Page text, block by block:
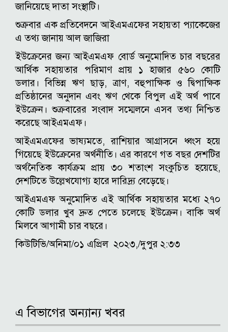
জানিয়েছে দাতা সংস্থাটি।
শুক্রবার এক প্রতিবেদনে আইএমএফের সহায়তা প্যাকেজের
এ তথ্য জানায় আল জাজিরা
ইউক্রেনের জন্য আইএমএফ বোর্ড অনুমোদিত চার বছরের
আর্থিক সহায়তার পরিমাণ প্রায় ১ হাজার ৫৬০ কোটি
ডলার। বিভিন্ন ঋণ ছাড়, ত্রাণ, বহুপাক্ষিক ও দ্বিপাক্ষিক
প্রতিষ্ঠানের অনুদান এবং ঋণ থেকে বিপুল এই অর্থ পাবে
ইউক্রেন। শুক্রবারের সংবাদ সম্মেলনে এসব তথ্য নিশ্চিত
করেছে আইএমএফ।
আইএমএফের ভাষ্যমতে, রাশিয়ার আগ্রাসনে ধ্বংস হয়ে
গিয়েছে ইউক্রেনের অর্থনীতি। এর কারণে গত বছর দেশটির
অর্থনৈতিক কার্যক্রম প্রায় ৩০ শতাংশ সংকুচিত হয়েছে,
দেশটিতে উল্লেখযোগ্য হারে দারিদ্র্য বেড়েছে।
আইএমএফ অনুমোদিত এই আর্থিক সহায়তার মধ্যে ২৭০
কোটি ডলার খুব দ্রুত পেতে চলেছে ইউক্রেন। বাকি অর্থ
মিলবে আগামী চার বছরে।
কিউটিভি/অনিমা/০১ এপ্রিল ২০২৩,/দুপুর ২:৩৩
এ বিভাগের অন্যান্য খবর